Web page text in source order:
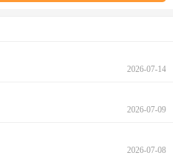
2026-07-14
2026-07-09
2026-07-08